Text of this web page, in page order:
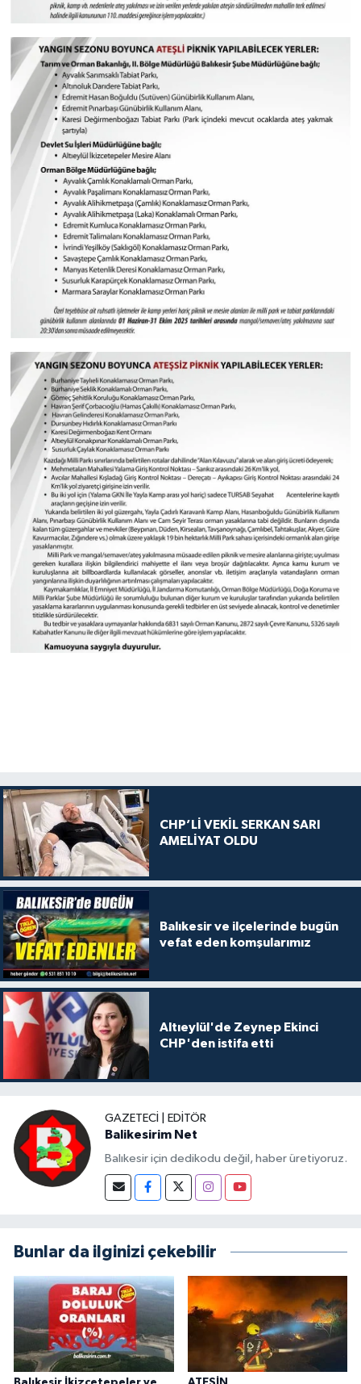
CHP’Lİ VEKİL SERKAN SARI
AMELİYAT OLDU
Balıkesir ve ilçelerinde bugün
vefat eden komşularımız
Altıeylül'de Zeynep Ekinci
CHP'den istifa etti
GAZETECI | EDITÖR
Balikesirim Net
Balıkesir için dedikodu değil, haber üretiyoruz.
Bunlar da ilginizi çekebilir